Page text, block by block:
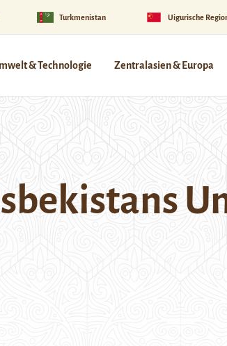
Turkmenistan Uigurische
& Technologie Zentralasien & Europa